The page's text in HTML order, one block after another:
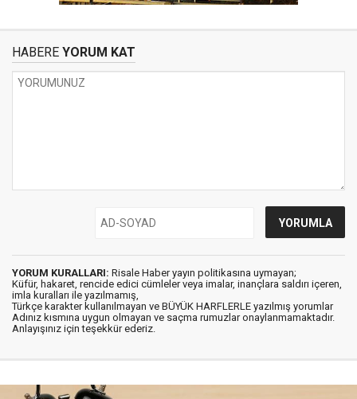
HABERE YORUM KAT
YORUM KURALLARI: Risale Haber yayın politikasına uymayan;
Küfür, hakaret, rencide edici cümleler veya imalar, inançlara saldırı içeren,
imla kuralları ile yazılmamış,
Türkçe karakter kullanılmayan ve BÜYÜK HARFLERLE yazılmış yorumlar
Adınız kısmına uygun olmayan ve saçma rumuzlar onaylanmamaktadır.
Anlayışınız için teşekkür ederiz.